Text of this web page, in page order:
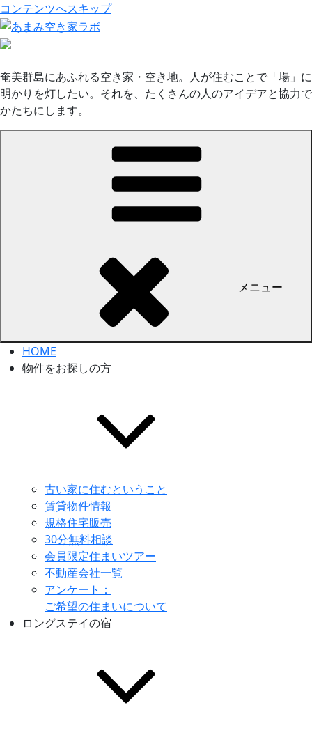
コンテンツへスキップ
奄美群島にあふれる空き家・空き地。人が住むことで「場」に
明かりを灯したい。それを、たくさんの人のアイデアと協力で
かたちにします。
メニュー
HOME
物件をお探しの方
古い家に住むということ
賃貸物件情報
規格住宅販売
30分無料相談
会員限定住まいツアー
不動産会社一覧
アンケート：
ご希望の住まいについて
ロングステイの宿